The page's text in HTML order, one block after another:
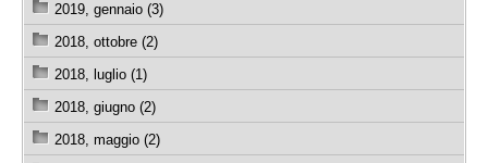
2019, gennaio (3)
2018, ottobre (2)
2018, luglio (1)
2018, giugno (2)
2018, maggio (2)